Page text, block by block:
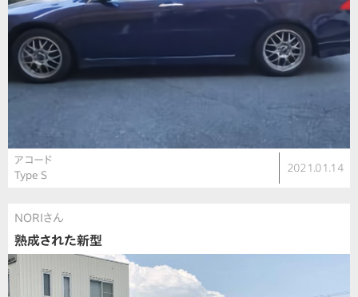
アコード
Type S
2021.01.14
NORIさん
熟成された新型